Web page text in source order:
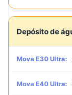
Depósito de
Mova E30 Ultra:
Mova E40 Ultra: